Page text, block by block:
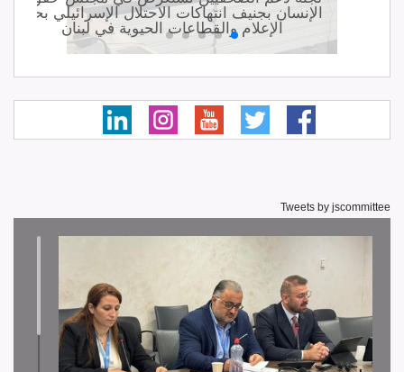
الإنسان بجنيف انتهاكات الاحتلال الإسرائيلي بحق
الإعلام والقطاعات الحيوية في لبنان
Tweets by jscommittee